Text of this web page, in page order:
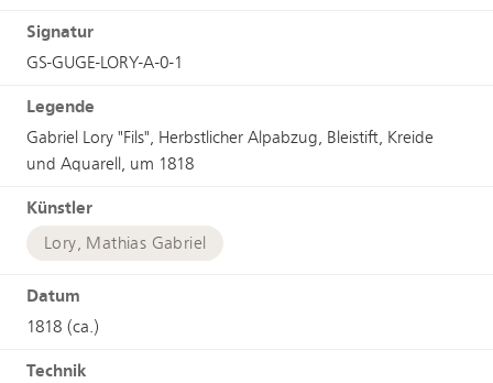
Signatur
GS-GUGE-LORY-A-0-1
Legende
Gabriel Lory "Fils", Herbstlicher Alpabzug, Bleistift, Kreide
und Aquarell, um 1818
Künstler
Lory, Mathias Gabriel
Datum
1818 (ca.)
Technik